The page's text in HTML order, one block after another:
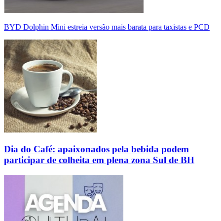
BYD Dolphin Mini estreia versão mais barata para taxistas e PCD
Dia do Café: apaixonados pela bebida podem
participar de colheita em plena zona Sul de BH